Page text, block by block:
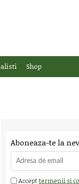
Shop
Aboneaza-te la
Accepttermenii si